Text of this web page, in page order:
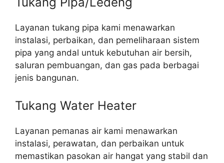
Layanan tukang pipa kami menawarkan
instalasi, perbaikan, dan pemeliharaan sistem
pipa yang andal untuk kebutuhan air bersih,
saluran pembuangan, dan gas pada berbagai
jenis bangunan.
Tukang Water Heater
Layanan pemanas air kami menawarkan
instalasi, perawatan, dan perbaikan untuk
memastikan pasokan air hangat yang stabil dan